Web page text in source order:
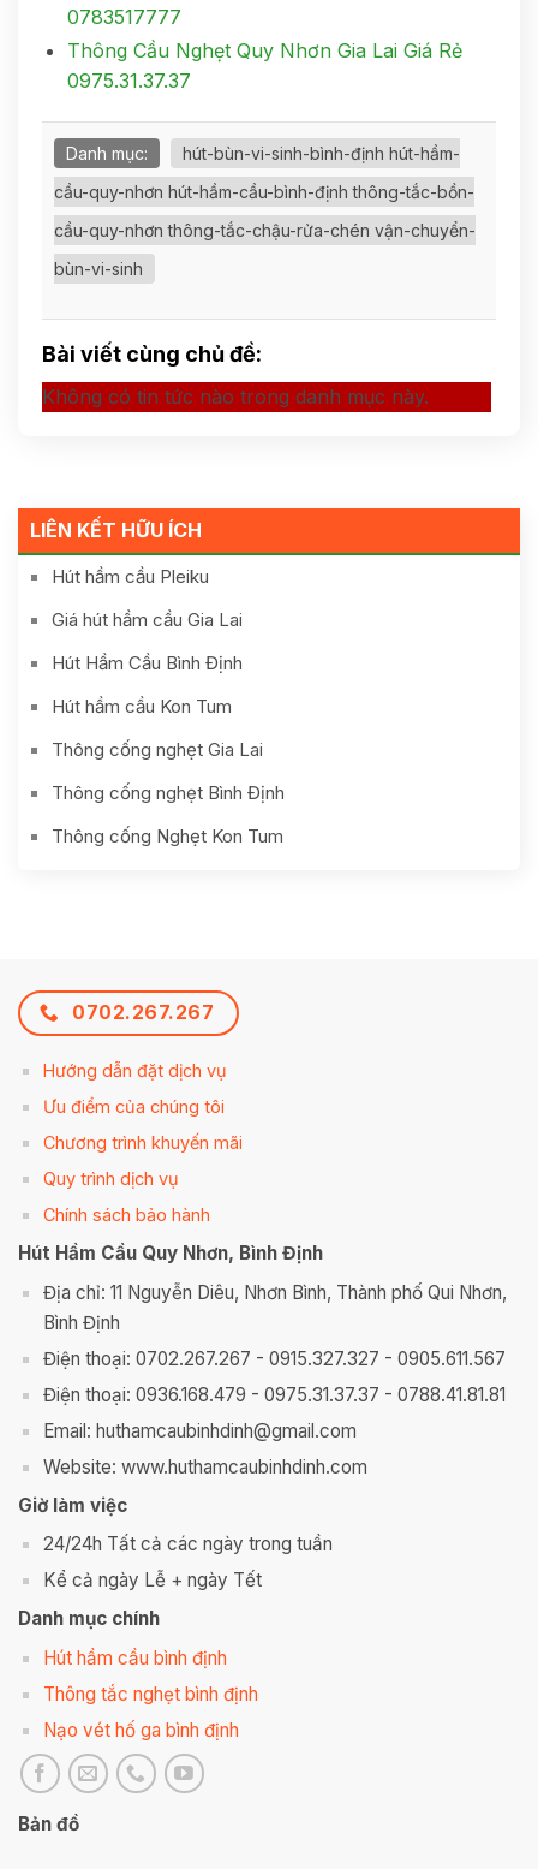
LIÊN KẾT HỮU ÍCH
Hút hầm cầu Pleiku
Giá hút hầm cầu Gia Lai
Hút Hầm Cầu Bình Định
Hút hầm cầu Kon Tum
Thông cống nghẹt Gia Lai
Thông cống nghẹt Bình Định
Thông cống Nghẹt Kon Tum
0783517777
Thông Cầu Nghẹt Quy Nhơn Gia Lai Giá Rẻ
0975.31.37.37
Danh mục:
hút-bùn-vi-sinh-bình-định hút-hầm-
cầu-quy-nhơn hút-hầm-cầu-bình-định thông-tắc-bồn-
cầu-quy-nhơn thông-tắc-chậu-rửa-chén vận-chuyển-
bùn-vi-sinh
Bài viết cùng chủ đề:
Không có tin tức nào trong danh mục này.
0702.267.267
Hướng dẫn đặt dịch vụ
Ưu điểm của chúng tôi
Chương trình khuyến mãi
Quy trình dịch vụ
Chính sách bảo hành
Hút Hầm Cầu Quy Nhơn, Bình Định
Địa chỉ: 11 Nguyễn Diêu, Nhơn Bình, Thành phố Qui Nhơn,
Bình Định
Điện thoại: 0702.267.267 - 0915.327.327 - 0905.611.567
Điện thoại: 0936.168.479 - 0975.31.37.37 - 0788.41.81.81
Email: huthamcaubinhdinh@gmail.com
Website: www.huthamcaubinhdinh.com
Giờ làm việc
24/24h Tất cả các ngày trong tuần
Kể cả ngày Lễ + ngày Tết
Danh mục chính
Hút hầm cầu bình định
Thông tắc nghẹt bình định
Nạo vét hố ga bình định
Bản đồ